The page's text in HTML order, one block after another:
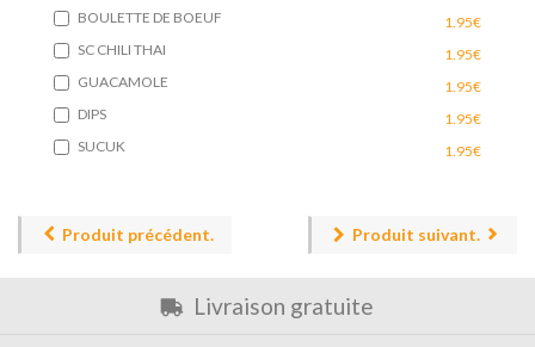
BOULETTE DE BOEUF
1.95€
SC CHILI THAI
1.95€
GUACAMOLE
1.95€
DIPS
1.95€
SUCUK
1.95€
Produit précédent. Produit suivant.
Livraison gratuite